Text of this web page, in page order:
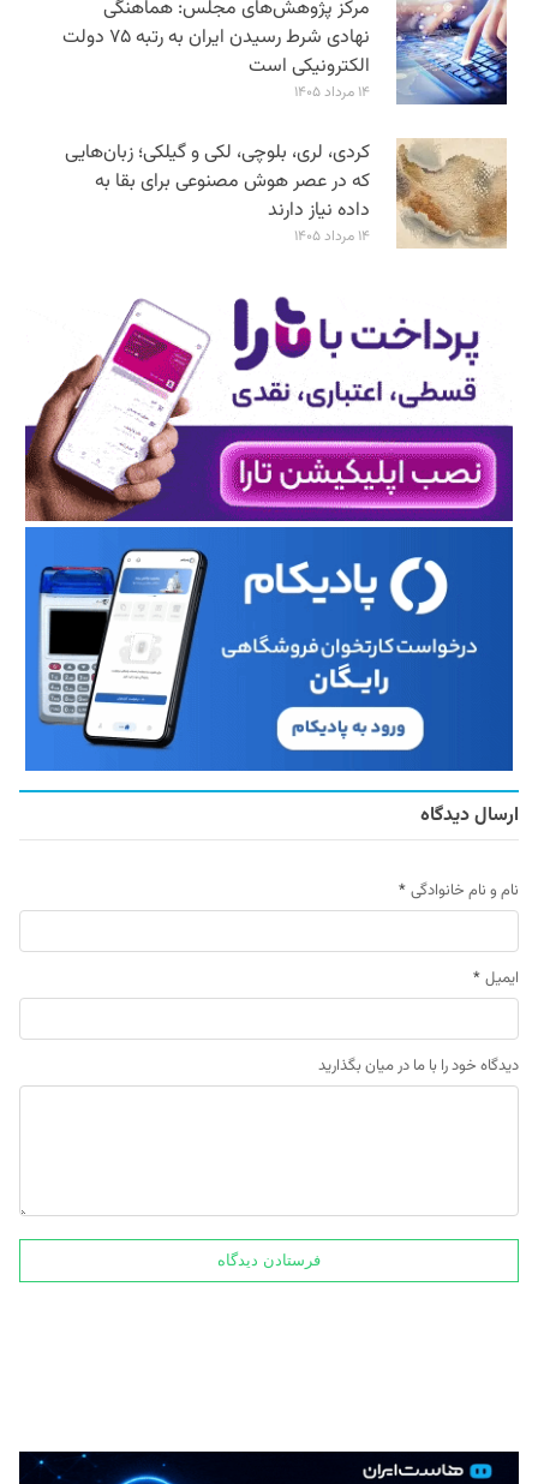
مرکز پژوهش‌های مجلس: هماهنگی
نهادی شرط رسیدن ایران به رتبه ۷۵ دولت
الکترونیکی است
۱۴ مرداد ۱۴۰۵
کردی، لری، بلوچی، لکی و گیلکی؛ زبان‌هایی
که در عصر هوش مصنوعی برای بقا به
داده نیاز دارند
۱۴ مرداد ۱۴۰۵
ارسال دیدگاه
نام و نام خانوادگی *
ایمیل *
دیدگاه خود را با ما در میان بگذارید